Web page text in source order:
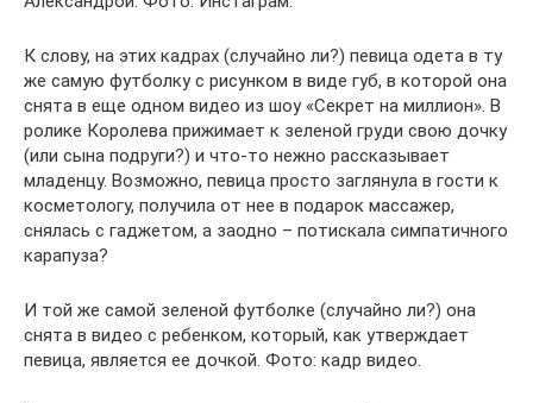
К слову, на этих кадрах (случайно ли?) певица одета в ту
же самую футболку с рисунком в виде губ, в которой она
снята в еще одном видео из шоу «Секрет на миллион». В
ролике Королева прижимает к зеленой груди свою дочку
(или сына подруги?) и что-то нежно рассказывает
младенцу. Возможно, певица просто заглянула в гости к
косметологу, получила от нее в подарок массажер,
снялась с гаджетом, а заодно – потискала симпатичного
карапуза?
И той же самой зеленой футболке (случайно ли?) она
снята в видео с ребенком, который, как утверждает
певица, является ее дочкой. Фото: кадр видео.